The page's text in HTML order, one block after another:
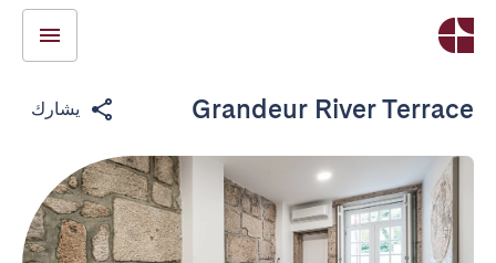
Grandeur River Terrace يشارك